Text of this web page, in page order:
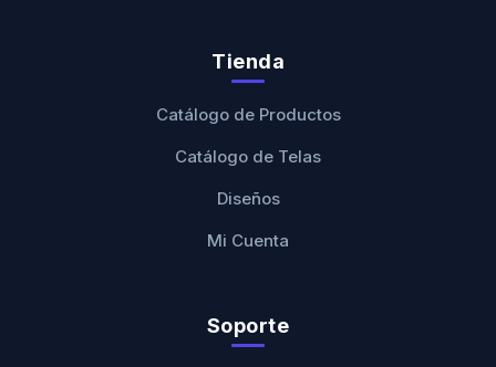
Tienda
Catálogo de Productos
Catálogo de Telas
Diseños
Mi Cuenta
Soporte